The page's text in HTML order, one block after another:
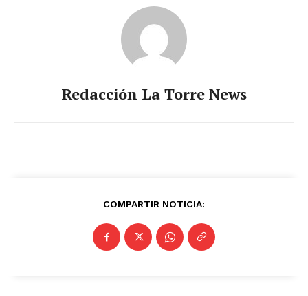
Redacción La Torre News
COMPARTIR NOTICIA: